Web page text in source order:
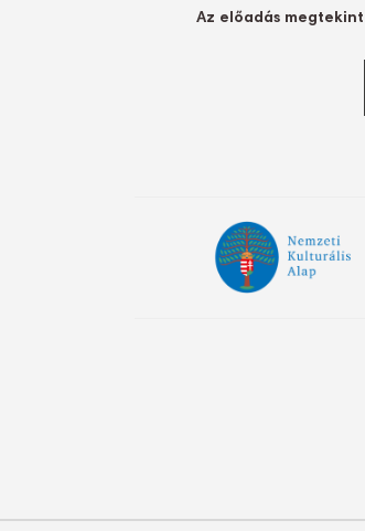
Az előadás